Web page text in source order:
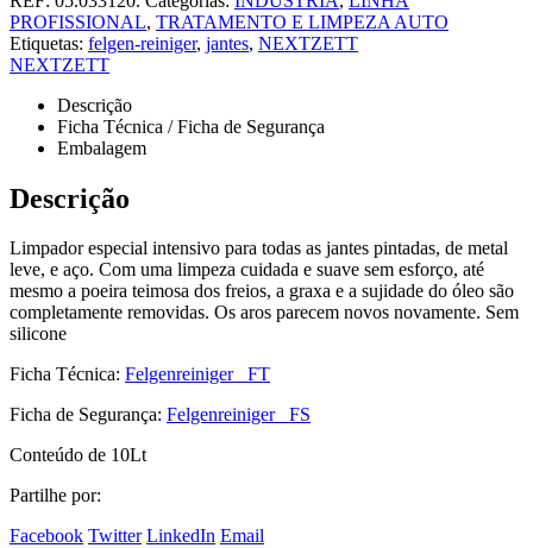
PROFISSIONAL, TRATAMENTO E LIMPEZA AUTO
Etiquetas: felgen-reiniger, jantes, NEXTZETT
NEXTZETT
Descrição
Ficha Técnica / Ficha de Segurança
Embalagem
Descrição
Limpador especial intensivo para todas as jantes pintadas, de metal
leve, e aço. Com uma limpeza cuidada e suave sem esforço, até
mesmo a poeira teimosa dos freios, a graxa e a sujidade do óleo são
completamente removidas. Os aros parecem novos novamente. Sem
silicone
Ficha Técnica: Felgenreiniger_ FT
Ficha de Segurança: Felgenreiniger_ FS
Conteúdo de 10Lt
Partilhe por:
Facebook Twitter LinkedIn Email